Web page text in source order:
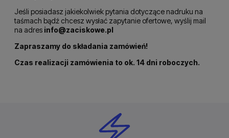
Jeśli posiadasz jakiekolwiek pytania dotyczące nadruku na
taśmach bądź chcesz wysłać zapytanie ofertowe, wyślij mail
na adres info@zaciskowe.pl
Zapraszamy do składania zamówień!
Czas realizacji zamówienia to ok. 14 dni roboczych.